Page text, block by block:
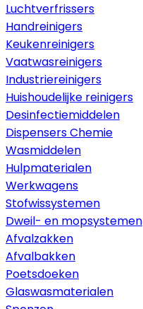
Luchtverfrissers
Handreinigers
Keukenreinigers
Vaatwasreinigers
Industriereinigers
Huishoudelijke reinigers
Desinfectiemiddelen
Dispensers Chemie
Wasmiddelen
Hulpmaterialen
Werkwagens
Stofwissystemen
Dweil- en mopsystemen
Afvalzakken
Afvalbakken
Poetsdoeken
Glaswasmaterialen